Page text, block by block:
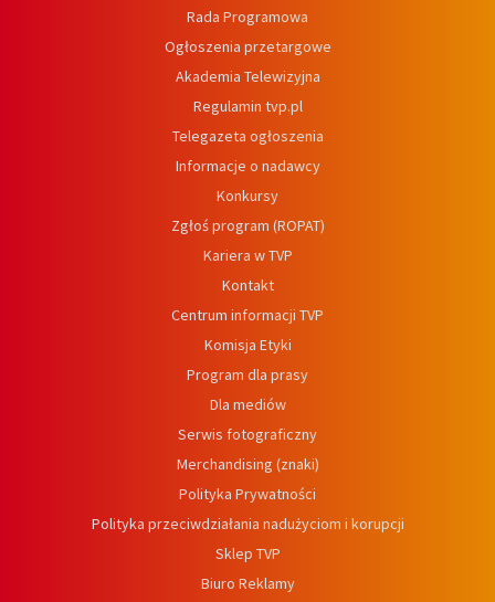
Rada Programowa
Ogłoszenia przetargowe
Akademia Telewizyjna
Regulamin tvp.pl
Telegazeta ogłoszenia
Informacje o nadawcy
Konkursy
Zgłoś program (ROPAT)
Kariera w TVP
Kontakt
Centrum informacji TVP
Komisja Etyki
Program dla prasy
Dla mediów
Serwis fotograficzny
Merchandising (znaki)
Polityka Prywatności
Polityka przeciwdziałania nadużyciom i korupcji
Sklep TVP
Biuro Reklamy